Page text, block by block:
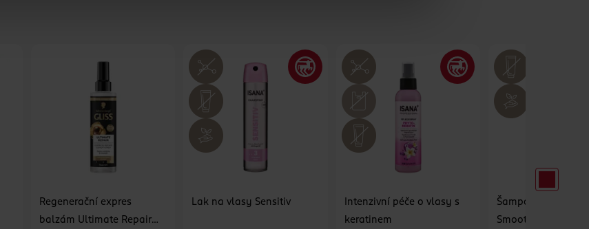
Regenerační expres
balzám Ultimate Repair
Lak na vlasy Sensitiv
Intenzivní péče o vlasy s
keratinem
Šampon
Smooth & Shine